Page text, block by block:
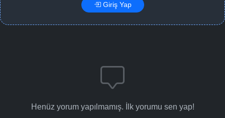
Giriş Yap
Henüz yorum yapılmamış. İlk yorumu sen yap!